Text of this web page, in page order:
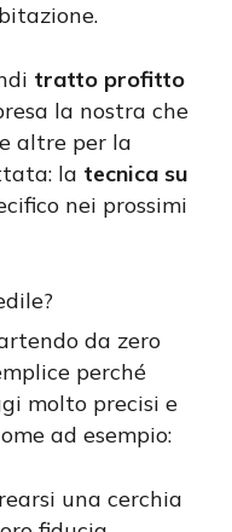
tratto profitto
la nostra che
altre per la
la tecnica su
nei prossimi
da zero
perché
molto precisi e
ad esempio:
una cerchia